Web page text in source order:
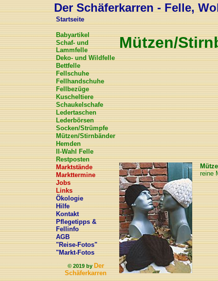
Der Schäferkarren - Felle,
Startseite
Babyartikel
Schaf- und
Lammfelle
Deko- und Wildfelle
Bettfelle
Fellschuhe
Fellhandschuhe
Fellbezüge
Kuscheltiere
Schaukelschafe
Ledertaschen
Lederbörsen
Socken/Strümpfe
Mützen/Stirnbänder
Hemden
II-Wahl Felle
Restposten
Marktstände
Markttermine
Jobs
Links
Ökologie
Hilfe
Kontakt
Pflegetipps &
Fellinfo
AGB
"Reise-Fotos"
"Markt-Fotos
© 2019 byDer
Schäferkarren
Mützen/
reine